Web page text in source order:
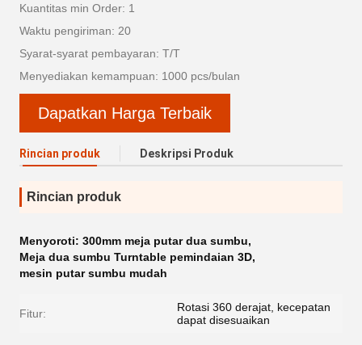
Kuantitas min Order: 1
Waktu pengiriman: 20
Syarat-syarat pembayaran: T/T
Menyediakan kemampuan: 1000 pcs/bulan
Dapatkan Harga Terbaik
Rincian produk Deskripsi Produk
Rincian produk
Menyoroti: 300mm meja putar dua sumbu,
Meja dua sumbu Turntable pemindaian 3D,
mesin putar sumbu mudah
Fitur:
Rotasi 360 derajat, kecepatan
dapat disesuaikan